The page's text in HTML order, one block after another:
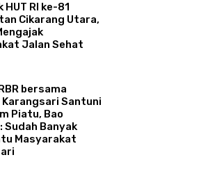
HUT RI ke-81
Cikarang Utara,
Jalan Sehat
bersama
Karangsari Santuni
Piatu, Bao
Sudah Banyak
Masyarakat